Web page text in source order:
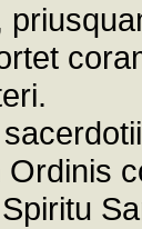
Ordinis